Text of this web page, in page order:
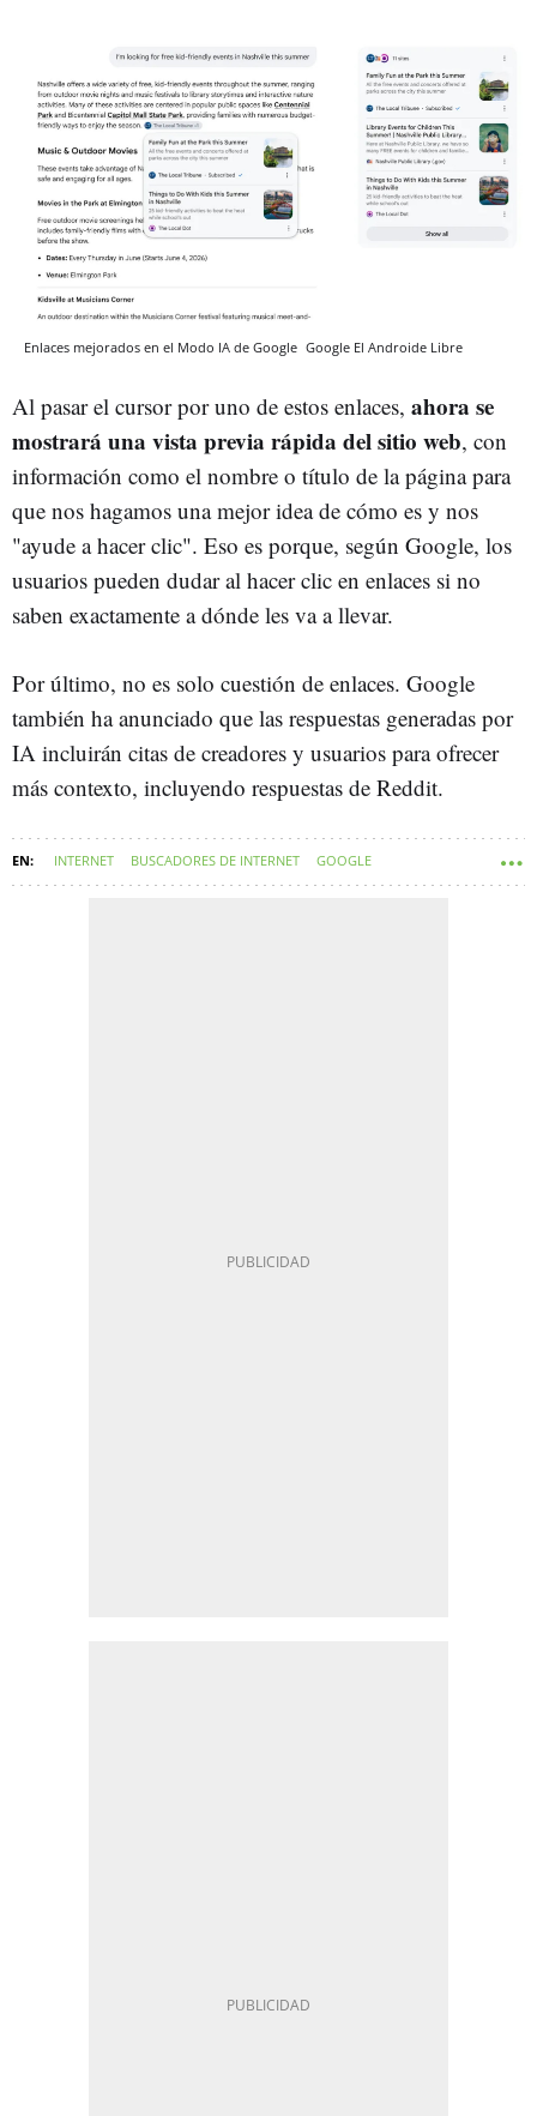
Enlaces mejorados en el Modo IA de Google Google El Androide Libre
Al pasar el cursor por uno de estos enlaces, ahora se
mostrará una vista previa rápida del sitio web, con
información como el nombre o título de la página para
que nos hagamos una mejor idea de cómo es y nos
"ayude a hacer clic". Eso es porque, según Google, los
usuarios pueden dudar al hacer clic en enlaces si no
saben exactamente a dónde les va a llevar.
Por último, no es solo cuestión de enlaces. Google
también ha anunciado que las respuestas generadas por
IA incluirán citas de creadores y usuarios para ofrecer
más contexto, incluyendo respuestas de Reddit.
INTERNET BUSCADORES DE INTERNET GOOGLE